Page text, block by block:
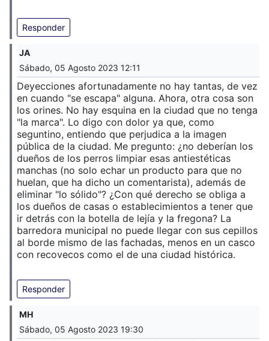
Responder
JA
Sábado, 05 Agosto 2023 12:11
Deyecciones afortunadamente no hay tantas, de vez
en cuando "se escapa" alguna. Ahora, otra cosa son
los orines. No hay esquina en la ciudad que no tenga
"la marca". Lo digo con dolor ya que, como
seguntino, entiendo que perjudica a la imagen
pública de la ciudad. Me pregunto: ¿no deberían los
dueños de los perros limpiar esas antiestéticas
manchas (no solo echar un producto para que no
huelan, que ha dicho un comentarista), además de
eliminar "lo sólido"? ¿Con qué derecho se obliga a
los dueños de casas o establecimientos a tener que
ir detrás con la botella de lejía y la fregona? La
barredora municipal no puede llegar con sus cepillos
al borde mismo de las fachadas, menos en un casco
con recovecos como el de una ciudad histórica.
Responder
MH
Sábado, 05 Agosto 2023 19:30